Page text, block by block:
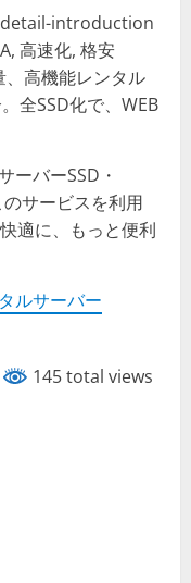
detail-introduction
高速化, 格安
、高機能レンタル
全SSD化で、WEB
ーバーSSD・
サービスを利用
適に、もっと便利
ルサーバー
145 total views